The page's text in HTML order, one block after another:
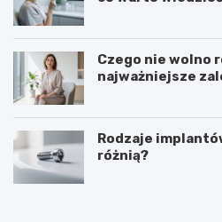
Czego nie wolno
najważniejsze
Rodzaje
różnią?
T
K